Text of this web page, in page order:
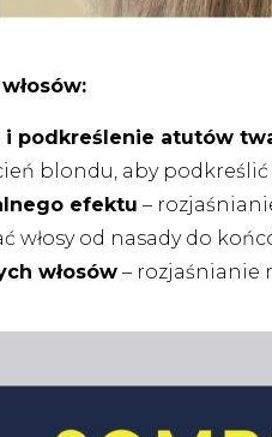
i podkreślenie atutów
blondu, aby podkreślić
efektu –
włosy od nasady do
włosów – rozjaśnianie